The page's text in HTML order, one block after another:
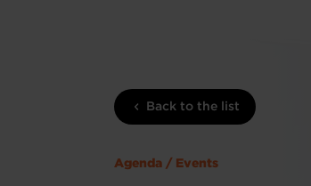
Back to the list
Agenda / Events